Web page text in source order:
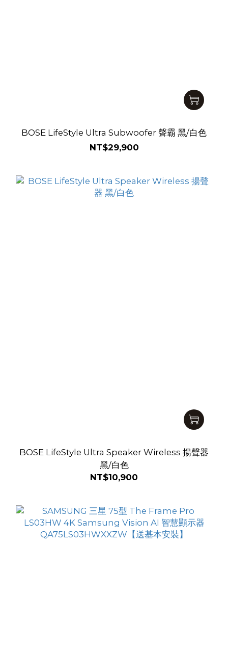
BOSE LifeStyle Ultra Subwoofer 聲霸 黑/白色
NT$29,900
BOSE LifeStyle Ultra Speaker Wireless 揚聲器
黑/白色
NT$10,900